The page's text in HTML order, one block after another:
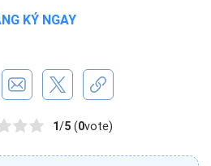
KÝ NGAY
1/5 (0vote)